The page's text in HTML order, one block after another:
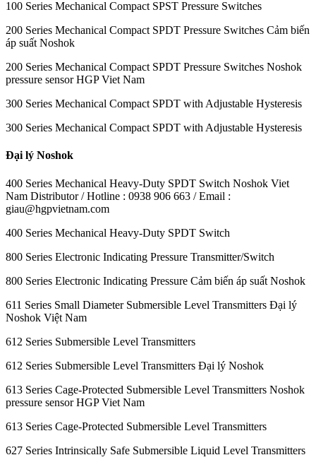
100 Series Mechanical Compact SPST Pressure Switches
200 Series Mechanical Compact SPDT Pressure Switches Cảm biến
áp suất Noshok
200 Series Mechanical Compact SPDT Pressure Switches Noshok
pressure sensor HGP Viet Nam
300 Series Mechanical Compact SPDT with Adjustable Hysteresis
300 Series Mechanical Compact SPDT with Adjustable Hysteresis
Đại lý Noshok
400 Series Mechanical Heavy-Duty SPDT Switch Noshok Viet
Nam Distributor / Hotline : 0938 906 663 / Email :
giau@hgpvietnam.com
400 Series Mechanical Heavy-Duty SPDT Switch
800 Series Electronic Indicating Pressure Transmitter/Switch
800 Series Electronic Indicating Pressure Cảm biến áp suất Noshok
611 Series Small Diameter Submersible Level Transmitters Đại lý
Noshok Việt Nam
612 Series Submersible Level Transmitters
612 Series Submersible Level Transmitters Đại lý Noshok
613 Series Cage-Protected Submersible Level Transmitters Noshok
pressure sensor HGP Viet Nam
613 Series Cage-Protected Submersible Level Transmitters
627 Series Intrinsically Safe Submersible Liquid Level Transmitters